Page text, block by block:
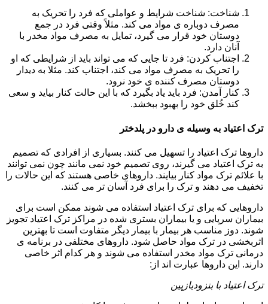
شناخت: شناخت شرایط و عواملی که فرد را تحریک به
مصرف دوباره ی مواد می کند. مثلاً وقتی فرد در جمع
دوستان خود قرار می گیرد، تمایل به مصرف مواد مخدر با
آنان دارد.
اجتناب کردن: فرد تا جایی که می تواند باید از شرایطی که او
را تحریک به مصرف مواد می کند، اجتناب کند. مثلا به دیدار
دوستان مصرف کننده ی خود نرود.
کنار آمدن: فرد باید یاد بگیرد که با این حالت کنار بیاید و سعی
کند خُلق خود را بهبود ببخشد.
ترک اعتیاد به وسیله ی دارو در پلدختر
داروها ترک اعتیاد را تسهیل می کنند. بسیاری از افرادی که تصمیم
به ترک اعتیاد می گیرند، روی تصمیم خود نمی مانند چون نمی توانند
با علائم ترک مواد کنار بیایند. داروهای خاصی هستند که این حالات را
تخفیف می دهند و ترک را برای فرد آسان تر می کنند.
داروهایی که برای ترک اعتیاد استفاده می شوند ممکن است برای
بیماران سرپایی و یا بیماران بستری شده در مراکز ترک اعتیاد تجویز
شوند. دوز مناسب هر بیمار با بیمار دیگر متفاوت است تا بهترین
اثربخشی در ترک مواد حاصل شود. داروهای مختلفی در برنامه ی
درمانی ترک مواد مخدر استفاده می شوند و هر کدام اثر خاصی
دارند. این داروها عبارت اند از:
ترک اعتیاد با بنزودیازپین